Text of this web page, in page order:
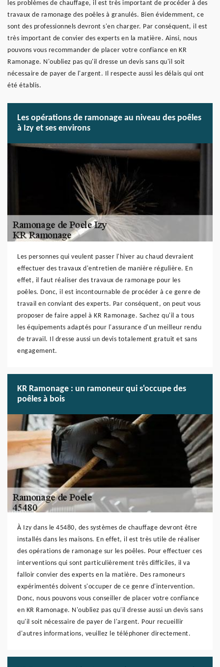
les problèmes de chauffage, il est très important de procéder à des
travaux de ramonage des poêles à granulés. Bien évidemment, ce
sont des professionnels devront s'en charger. Par conséquent, il est
très important de convier des experts en la matière. Ainsi, nous
pouvons vous recommander de placer votre confiance en KR
Ramonage. N'oubliez pas qu'il dresse un devis sans qu'il soit
nécessaire de payer de l'argent. Il respecte aussi les délais qui ont
été établis.
Les opérations de ramonage au niveau des poêles
à Izy et ses environs
Les personnes qui veulent passer l'hiver au chaud devraient
effectuer des travaux d'entretien de manière régulière. En
effet, il faut réaliser des travaux de ramonage pour les
poêles. Donc, il est incontournable de procéder à ce genre de
travail en conviant des experts. Par conséquent, on peut vous
proposer de faire appel à KR Ramonage. Sachez qu'il a tous
les équipements adaptés pour l'assurance d'un meilleur rendu
de travail. Il dresse aussi un devis totalement gratuit et sans
engagement.
KR Ramonage : un ramoneur qui s'occupe des
poêles à bois
À Izy dans le 45480, des systèmes de chauffage devront être
installés dans les maisons. En effet, il est très utile de réaliser
des opérations de ramonage sur les poêles. Pour effectuer ces
interventions qui sont particulièrement très difficiles, il va
falloir convier des experts en la matière. Des ramoneurs
expérimentés doivent s'occuper de ce genre d'intervention.
Donc, nous pouvons vous conseiller de placer votre confiance
en KR Ramonage. N'oubliez pas qu'il dresse aussi un devis sans
qu'il soit nécessaire de payer de l'argent. Pour recueillir
d'autres informations, veuillez le téléphoner directement.